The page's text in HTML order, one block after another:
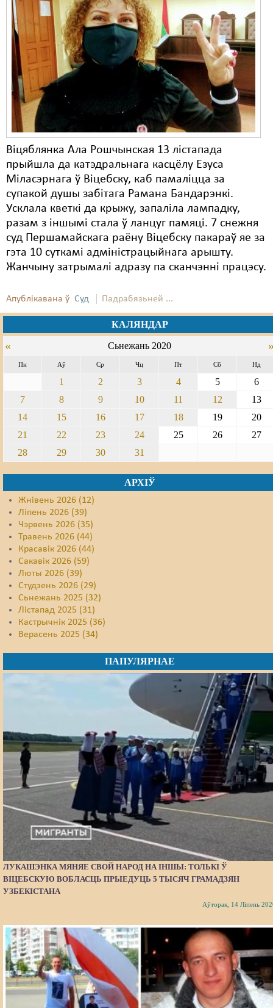
Віцяблянка Ала Рошчынская 13 лістапада
прыйшла да катэдральнага касцёлу Езуса
Міласэрнага ў Віцебску, каб памаліцца за
супакой душы забітага Рамана Бандарэнкі.
Усклала кветкі да крыжу, запаліла лампадку,
разам з іншымі стала ў ланцуг памяці. 7 снежня
суд Першамайскага раёну Віцебску пакараў яе за
гэта 10 суткамі адміністрацыйнага арышту.
Жанчыну затрымалі адразу па сканчэнні працэсу.
Апублікавана ў Суд Падрабязьней ...
КАЛЯНДАР
« Сьнежань 2020
Пн Аў Ср Чц Пт Сб Нд
1 2 3 4 5
6
7
8 9 10 11 12
13
14
15 16 17 18 19
20
21
22 23 24 25 26
27
28
29 30 31
АРХІЎ
Жнівень 2026 (12)
Ліпень 2026 (39)
Чэрвень 2026 (35)
Травень 2026 (44)
Красавік 2026 (44)
Сакавік 2026 (59)
Люты 2026 (39)
Студзень 2026 (29)
Сьнежань 2025 (32)
Лістапад 2025 (31)
Кастрычнік 2025 (36)
Верасень 2025 (34)
ПАПУЛЯРНАЕ
ЛУКАШЭНКА МЯНЯЕ СВОЙ НАРОД НА ІНШЫ: ТОЛЬКІ Ў
ВІЦЕБСКУЮ ВОБЛАСЦЬ ПРЫЕДУЦЬ 5 ТЫСЯЧ ГРАМАДЗЯН
УЗБЕКІСТАНА
Аўторак, 14 Ліпень
Сьмяротнае пакараньне
Экалёгія
Правы працоўных
Сацыяльныя правы